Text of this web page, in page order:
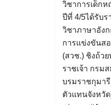
วิชาการเด็ก
ปีที่ 4/5ได้รับร
วิชาภาษาอัง
การแข่งขันส
(สวช.) ชิงถ้ว
ราชเจ้า กรม
บรมราชกุมารี
ตัวแทนจังหวั